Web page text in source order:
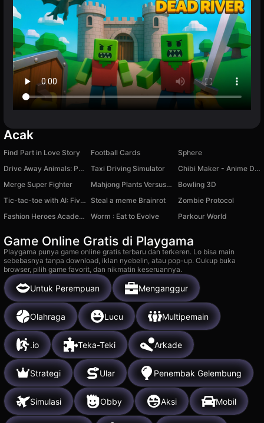
Acak
Find Part in Love Story Football Cards
Sphere
Drive Away Animals: Puzzle
Taxi Driving Simulator
Chibi Maker - Anime Dolls for Little Kids 2-5
Merge Super Fighter
Mahjong Plants Versus Zombies Fusion Mod
Bowling 3D
Tic-tac-toe with AI: Five in a Row
Steal a meme Brainrot
Zombie Protocol
Fashion Heroes Academy
Worm : Eat to Evolve Parkour World
Game Online Gratis di Playgama
Playgama punya game online gratis terbaru dan terkeren. Lo bisa main
sebebasnya tanpa download, iklan nyebelin, atau pop-up. Cukup buka
browser, pilih game favorit, dan nikmatin keseruannya.
Untuk Perempuan Menganggur
Olahraga Lucu Multipemain
.io Teka-Teki Arkade
Strategi Ular Penembak Gelembung
Simulasi Obby Aksi Mobil